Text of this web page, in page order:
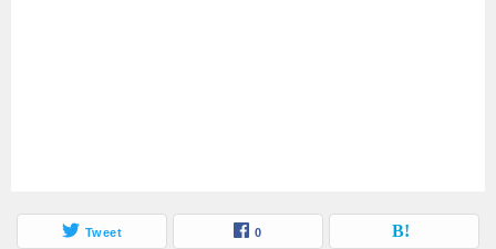
Tweet 0